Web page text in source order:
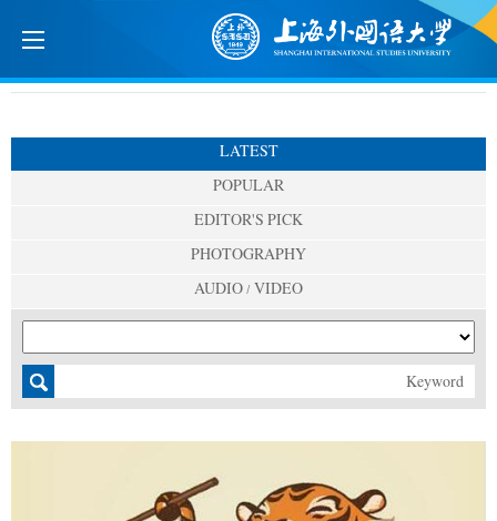
LATEST
POPULAR
EDITOR'S PICK
PHOTOGRAPHY
AUDIO / VIDEO